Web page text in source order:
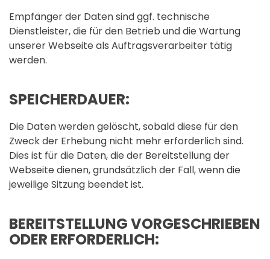
Empfänger der Daten sind ggf. technische
Dienstleister, die für den Betrieb und die Wartung
unserer Webseite als Auftragsverarbeiter tätig
werden.
SPEICHERDAUER:
Die Daten werden gelöscht, sobald diese für den
Zweck der Erhebung nicht mehr erforderlich sind.
Dies ist für die Daten, die der Bereitstellung der
Webseite dienen, grundsätzlich der Fall, wenn die
jeweilige Sitzung beendet ist.
BEREITSTELLUNG VORGESCHRIEBEN
ODER ERFORDERLICH: